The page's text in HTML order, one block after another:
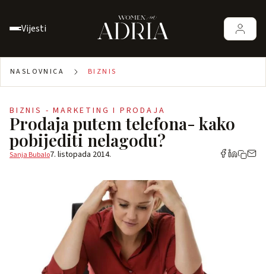
Vijesti
NASLOVNICA BIZNIS
BIZNIS - MARKETING I PRODAJA
Prodaja putem telefona- kako
pobijediti nelagodu?
Sanja Bubalo7. listopada 2014.